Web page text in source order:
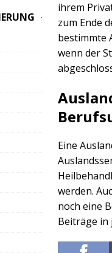
ihrem
zum Ende
bestimmte
wenn der
Eine
werden.
noch eine
Beiträge in